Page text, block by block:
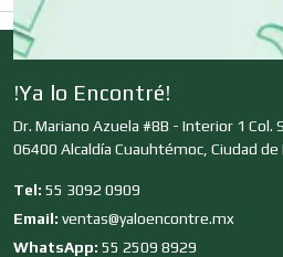
Clubes Deportivos
Cocinas Integrales
Combustibles y
!Ya lo Encontré!
Dr. Mariano Azuela #8B - Interior 1 Col.
06400 Alcaldía Cuauhtémoc, Ciudad de
Tel: 55 3092 0909
Email: ventas@yaloencontre.mx
WhatsApp: 55 2509 8929